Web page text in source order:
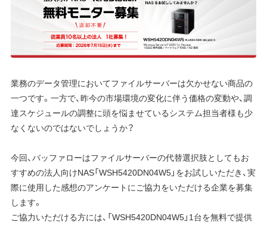
業務のデータ管理においてファイルサーバーは欠かせない商品の
一つです。一方で、昨今の市場環境の変化に伴う価格の変動や、調
達スケジュールの調整に頭を悩ませているシステム担当者様も少
なくないのではないでしょうか？
今回、バッファローはファイルサーバーの代替選択肢としてもお
すすめの法人向けNAS「WSH5420DN04W5」をお試しいただき、実
際に使用した感想のアンケートにご協力をいただける企業を募集
します。
ご協力いただける方には、「WSH5420DN04W5」1台を無料で提供